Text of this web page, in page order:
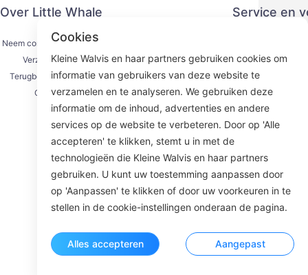
Over Little Whale
Neem contact met ons op
Verzendproces
Terugbetalingsproces
Over ons
Service en
ROOM
Cookies
Kleine Walvis en haar partners gebruiken cookies om
informatie van gebruikers van deze website te
verzamelen en te analyseren. We gebruiken deze
informatie om de inhoud, advertenties en andere
services op de website te verbeteren. Door op 'Alle
accepteren' te klikken, stemt u in met de
technologieën die Kleine Walvis en haar partners
gebruiken. U kunt uw toestemming aanpassen door
op 'Aanpassen' te klikken of door uw voorkeuren in te
stellen in de cookie-instellingen onderaan de pagina.
Alles accepteren Aangepast